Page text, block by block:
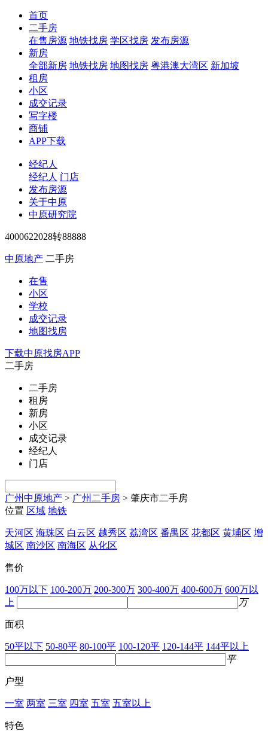
首页
二手房
在售房源 地铁找房 学区找房 发布房源
新房
全部新房 地铁找房 地图找房 粤港澳大湾区 新加坡
租房
小区
成交记录
写字楼
商铺
APP下载
经纪人
经纪人 门店
发布房源
关于中原
中原研究院
4000622028转88888
中原地产 二手房
在售
小区
学校
成交记录
地图找房
下载中原找房APP
二手房
二手房
租房
新房
小区
成交记录
经纪人
门店
广州中原地产 > 广州二手房 > 肇庆市二手房
位置 区域 地铁
天河区 海珠区 白云区 越秀区 荔湾区 番禺区 花都区 黄埔区 增
城区 南沙区 南海区 从化区
售价
100万以下 100-200万 200-300万 300-400万 400-600万 600万以
上
万
面积
50平以下 50-80平 80-100平 100-120平 120-144平 144平以上
平
户型
一室 两室 三室 四室 五室 五室以上
特色